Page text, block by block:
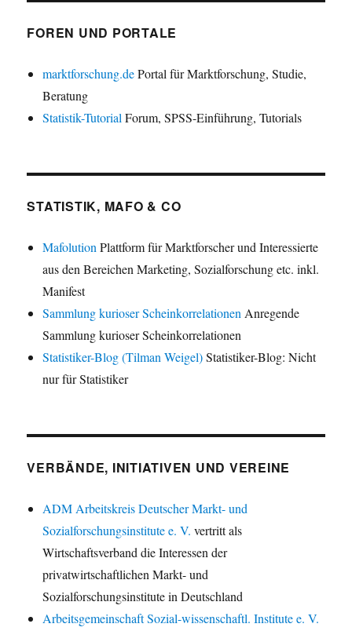
FOREN UND PORTALE
marktforschung.dePortal für Marktforschung, Studie,
Beratung
Statistik-TutorialForum, SPSS-Einführung, Tutorials
STATISTIK, MAFO & CO
MafolutionPlattform für Marktforscher und Interessierte
aus den Bereichen Marketing, Sozialforschung etc. inkl.
Manifest
Sammlung kurioser ScheinkorrelationenAnregende
Sammlung kurioser Scheinkorrelationen
Statistiker-Blog (Tilman Weigel)Statistiker-Blog: Nicht
nur für Statistiker
VERBÄNDE, INITIATIVEN UND VEREINE
ADM Arbeitskreis Deutscher Markt- und
Sozialforschungsinstitute e. V. vertritt als
Wirtschaftsverband die Interessen der
privatwirtschaftlichen Markt- und
Sozialforschungsinstitute in Deutschland
Arbeitsgemeinschaft Sozial-wissenschaftl. Institute e. V.